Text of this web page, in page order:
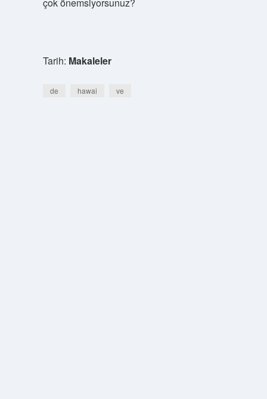
Tarih: Makaleler
de hawai ve